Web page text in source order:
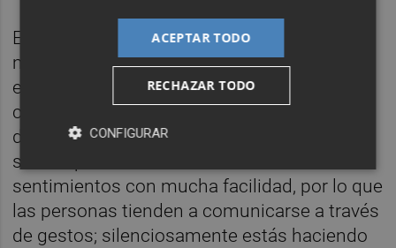
En una entrevista para la BBC se extendió
más sobre el particular: "Una cosa que
encuentro bastante interesante sobre la
cultura japonesa y británica es en qué se
diferencian y en qué se parecen. Ambos
somos países donde no hablamos de
sentimientos con mucha facilidad, por lo que
las personas tienden a comunicarse a través
de gestos; silenciosamente estás haciendo
ACEPTAR TODO
RECHAZAR TODO
CONFIGURAR